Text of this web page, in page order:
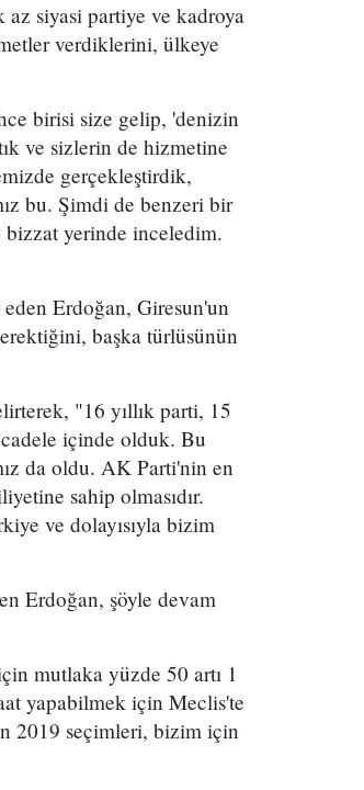
az siyasi partiye ve kadroya
verdiklerini, ülkeye
birisi size gelip, 'denizin
ve sizlerin de hizmetine
gerçekleştirdik,
bu. Şimdi de benzeri bir
bizzat yerinde inceledim.
Erdoğan, Giresun'un
başka türlüsünün
"16 yıllık parti, 15
içinde olduk. Bu
da oldu. AK Parti'nin en
sahip olmasıdır.
ve dolayısıyla bizim
Erdoğan, şöyle devam
mutlaka yüzde 50 artı 1
yapabilmek için Meclis'te
2019 seçimleri, bizim için